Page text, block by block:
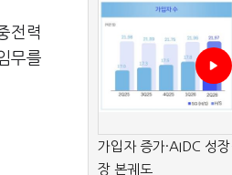
전력
무를
가입자 증가·AIDC 성
장 본궤도